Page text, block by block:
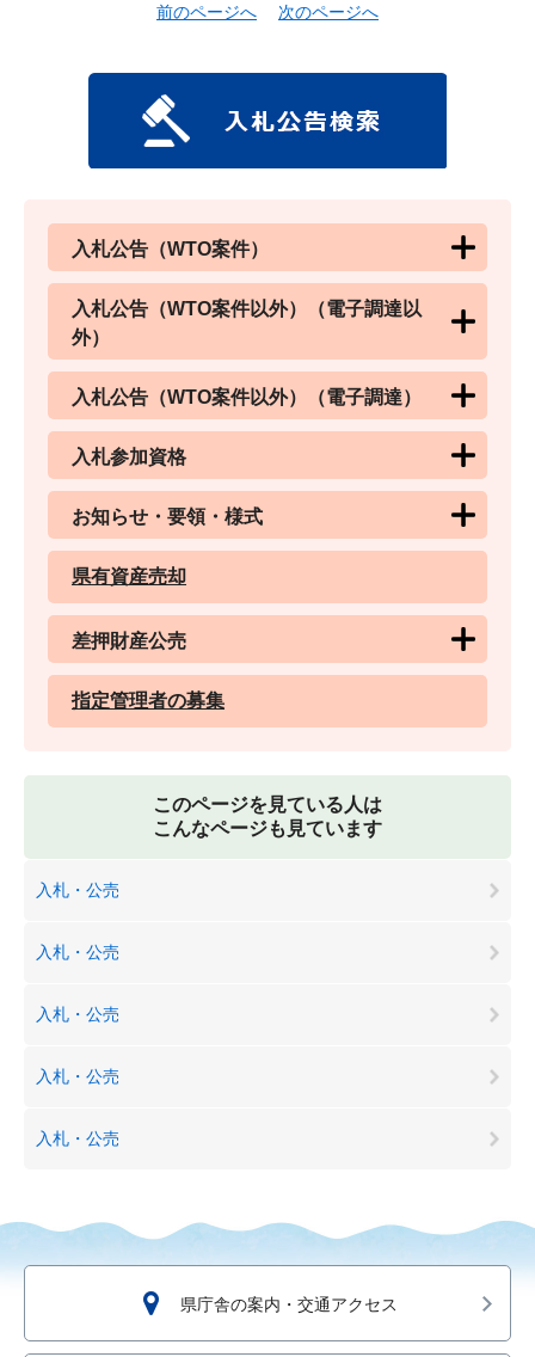
前のページへ 次のページへ
入札公告（WTO案件）
入札公告（WTO案件以外）（電子調達以
外）
入札公告（WTO案件以外）（電子調達）
入札参加資格
お知らせ・要領・様式
県有資産売却
差押財産公売
指定管理者の募集
このページを見ている人は
こんなページも見ています
入札・公売
入札・公売
入札・公売
入札・公売
入札・公売
県庁舎の案内・交通アクセス